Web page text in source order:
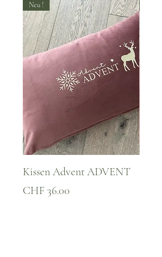
Neu !
Kissen Advent ADVENT
Preis
CHF 36.00